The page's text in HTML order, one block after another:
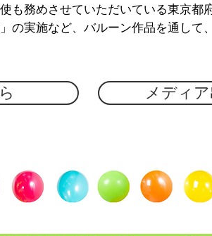
も務めさせていただいている東京都
の実施など、バルーン作品を通して
メディ